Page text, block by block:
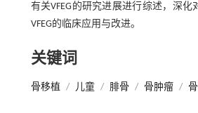
有关VFEG的研究进展进行综述，深化
VFEG的临床应用与改进。
关键词
骨移植 / 儿童 / 腓骨 / 骨肿瘤 /